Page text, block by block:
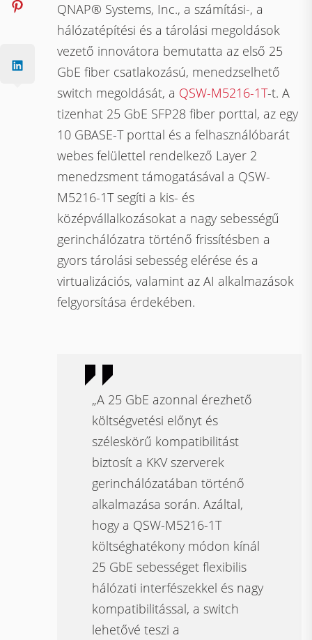
QNAP® Systems, Inc., a számítási-, a
hálózatépítési és a tárolási megoldások
vezető innovátora bemutatta az első 25
GbE fiber csatlakozású, menedzselhető
switch megoldását, a QSW-M5216-1T-t. A
tizenhat 25 GbE SFP28 fiber porttal, az egy
10 GBASE-T porttal és a felhasználóbarát
webes felülettel rendelkező Layer 2
menedzsment támogatásával a QSW-
M5216-1T segíti a kis- és
középvállalkozásokat a nagy sebességű
gerinchálózatra történő frissítésben a
gyors tárolási sebesség elérése és a
virtualizációs, valamint az AI alkalmazások
felgyorsítása érdekében.
„A 25 GbE azonnal érezhető
költségvetési előnyt és
széleskörű kompatibilitást
biztosít a KKV szerverek
gerinchálózatában történő
alkalmazása során. Azáltal,
hogy a QSW-M5216-1T
költséghatékony módon kínál
25 GbE sebességet flexibilis
hálózati interfészekkel és nagy
kompatibilitással, a switch
lehetővé teszi a